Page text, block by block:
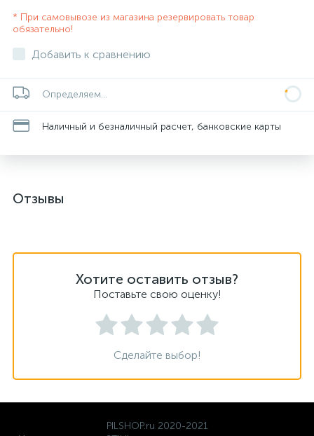
* При самовывозе из магазина резервировать товар
обязательно!
Добавить к сравнению
Определяем...
Наличный и безналичный расчет, банковские карты
Отзывы
Хотите оставить отзыв?
Поставьте свою оценку!
Сделайте выбор!
PILSHOP.ru 2020-2021